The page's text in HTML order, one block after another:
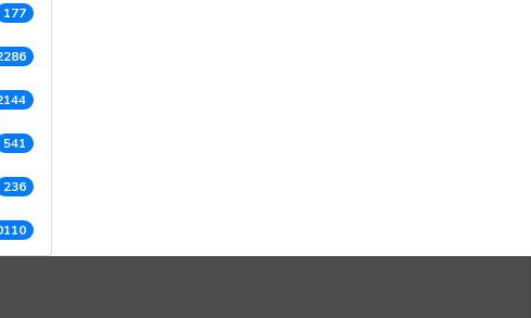
177
541
236